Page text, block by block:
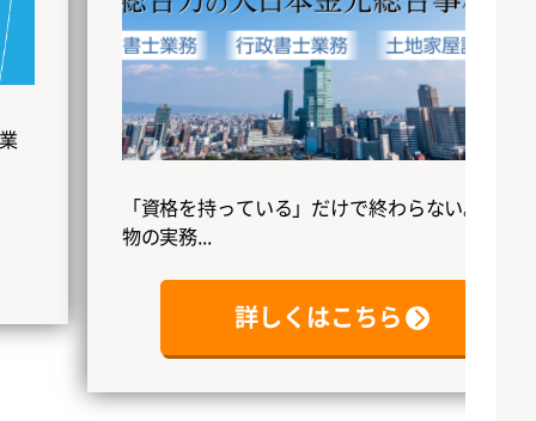
「資格を持っている」だけで終わらない。本
物の実務...
詳しくはこちら